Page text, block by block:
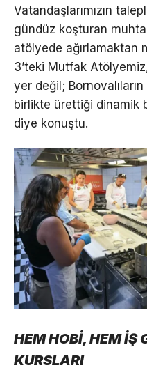
Vatandaşlarımızın
gündüz koşturan
atölyede ağırlamaktan
3’teki Mutfak
yer değil;
birlikte ürettiği dinamik
diye konuştu.
HEM HOBİ, HEM İŞ
KURSLARI